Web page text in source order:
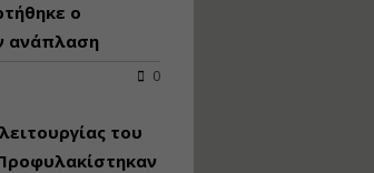
ο
ανάπλαση
0
του
υδατοδεξαμενής
Εισηγητής: Χρήστος Ροδόπουλος
Τιμή από: €230.00